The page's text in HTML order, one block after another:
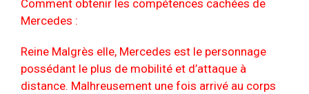
Comment obtenir les compétences cachées de
Mercedes :
Reine Malgrès elle, Mercedes est le personnage
possédant le plus de mobilité et d’attaque à
distance. Malhreusement une fois arrivé au corps